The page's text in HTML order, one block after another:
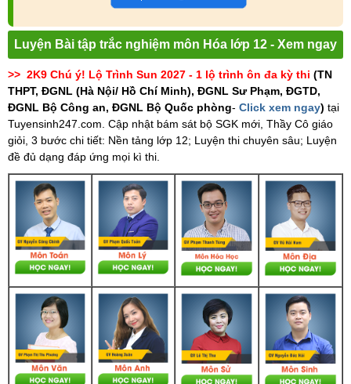
Luyện Bài tập trắc nghiệm môn Hóa lớp 12 - Xem ngay
>> 2K9 Chú ý! Lộ Trình Sun 2027 - 1 lộ trình ôn đa kỳ thi (TN
THPT, ĐGNL (Hà Nội/ Hồ Chí Minh), ĐGNL Sư Phạm, ĐGTD,
ĐGNL Bộ Công an, ĐGNL Bộ Quốc phòng- Click xem ngay) tại
Tuyensinh247.com. Cập nhật bám sát bộ SGK mới, Thầy Cô giáo
giỏi, 3 bước chi tiết: Nền tảng lớp 12; Luyện thi chuyên sâu; Luyện
đề đủ dạng đáp ứng mọi kì thi.